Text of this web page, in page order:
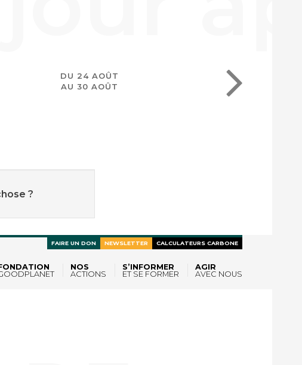
NOS
ACTIONS
S’INFORMER
ET SE FORMER
AGIR
AVEC NOUS
FAIRE UN DON NEWSLETTER CALCULATEURS CARBONE
DU 24 AOÛT
AU 30 AOÛT
?